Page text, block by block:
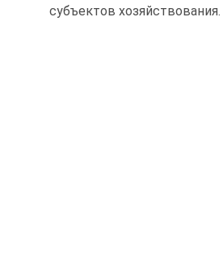
субъектов хозяйствования.